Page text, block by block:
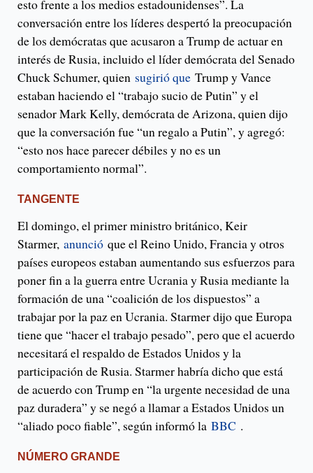
esto frente a los medios estadounidenses”. La
conversación entre los líderes despertó la preocupación
de los demócratas que acusaron a Trump de actuar en
interés de Rusia, incluido el líder demócrata del Senado
Chuck Schumer, quien sugirió que Trump y Vance
estaban haciendo el “trabajo sucio de Putin” y el
senador Mark Kelly, demócrata de Arizona, quien dijo
que la conversación fue “un regalo a Putin”, y agregó:
“esto nos hace parecer débiles y no es un
comportamiento normal”.
TANGENTE
El domingo, el primer ministro británico, Keir
Starmer, anunció que el Reino Unido, Francia y otros
países europeos estaban aumentando sus esfuerzos para
poner fin a la guerra entre Ucrania y Rusia mediante la
formación de una “coalición de los dispuestos” a
trabajar por la paz en Ucrania. Starmer dijo que Europa
tiene que “hacer el trabajo pesado”, pero que el acuerdo
necesitará el respaldo de Estados Unidos y la
participación de Rusia. Starmer habría dicho que está
de acuerdo con Trump en “la urgente necesidad de una
paz duradera” y se negó a llamar a Estados Unidos un
“aliado poco fiable”, según informó la BBC .
NÚMERO GRANDE